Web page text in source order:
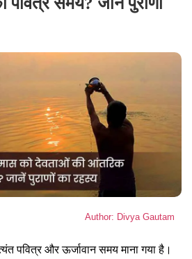
Author: Divya Gautam
पवित्र और ऊर्जावान समय माना गया है।